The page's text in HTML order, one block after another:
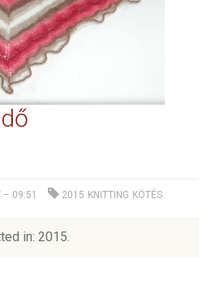
– 09:51 2015 KNITTING KÖTÉS
in: 2015.